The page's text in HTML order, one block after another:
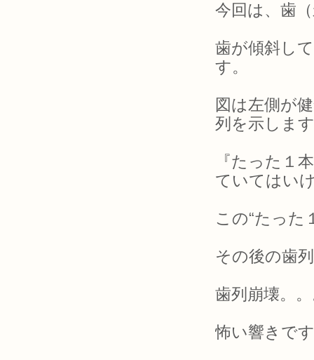
今回は、歯
歯が傾斜し
す。
図は左側が
列を示しま
『たった１
ていてはい
この“たった
その後の歯
歯列崩壊。
怖い響きで